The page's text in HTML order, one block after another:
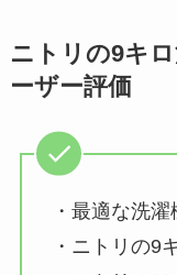
ニトリの9キ
ーザー評価
・最適な洗
・ニトリの9